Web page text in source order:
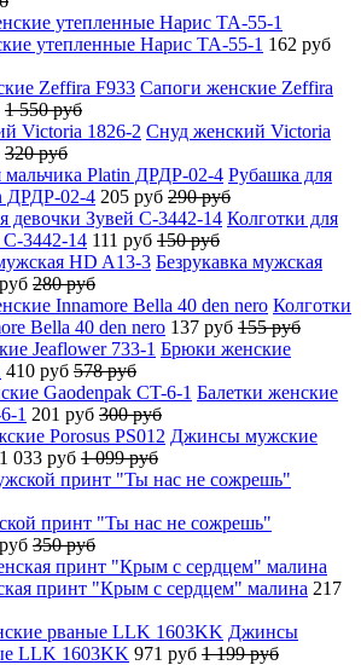
утепленные Нарис TA-55-1 162 руб
Сапоги женские Zeffira
1 550 руб
Снуд женский Victoria
320 руб
Рубашка для
ДРДР-02-4 205 руб 290 руб
Колготки для
3442-14 111 руб 150 руб
Безрукавка мужская
280 руб
Колготки
Bella 40 den nero 137 руб 155 руб
Брюки женские
410 руб 578 руб
Балетки женские
1 201 руб 300 руб
Джинсы мужские
1 033 руб 1 099 руб
принт "Ты нас не сожрешь"
350 руб
принт "Крым с сердцем" малина 217
Джинсы
LLK 1603KK 971 руб 1 199 руб